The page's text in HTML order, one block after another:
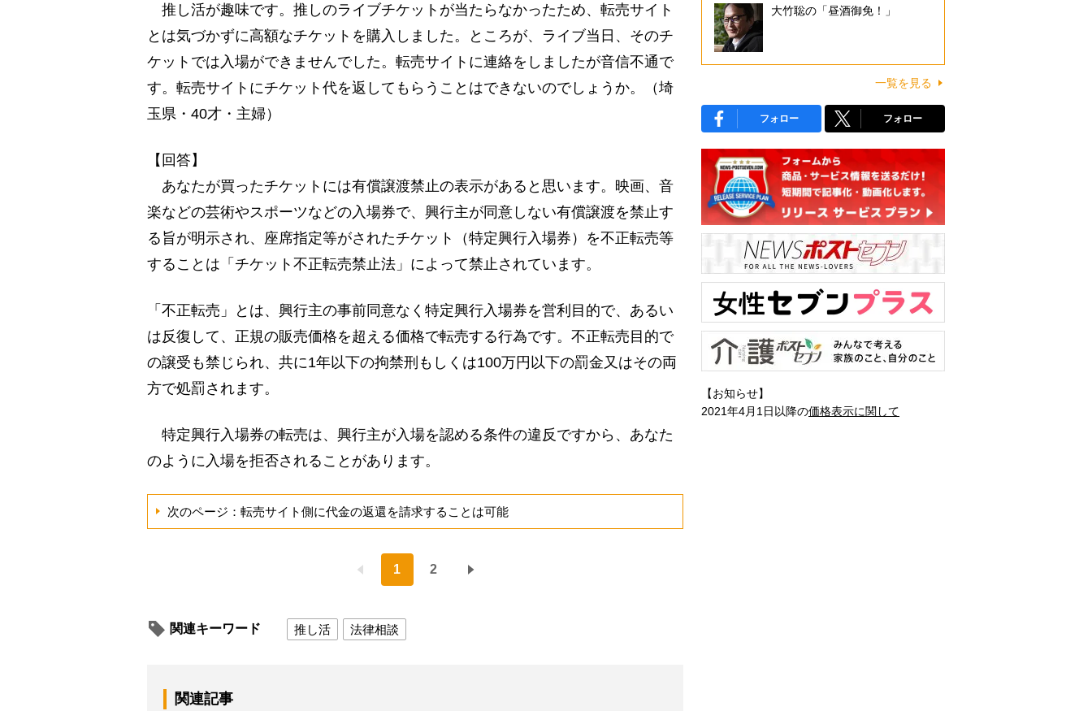
推し活が趣味です。推しのライブチケットが当たらなかったため、転売サイト
とは気づかずに高額なチケットを購入しました。ところが、ライブ当日、そのチ
ケットでは入場ができませんでした。転売サイトに連絡をしましたが音信不通で
す。転売サイトにチケット代を返してもらうことはできないのでしょうか。（埼
玉県・40才・主婦）
【回答】
あなたが買ったチケットには有償譲渡禁止の表示があると思います。映画、音
楽などの芸術やスポーツなどの入場券で、興行主が同意しない有償譲渡を禁止す
る旨が明示され、座席指定等がされたチケット（特定興行入場券）を不正転売等
することは「チケット不正転売禁止法」によって禁止されています。
「不正転売」とは、興行主の事前同意なく特定興行入場券を営利目的で、あるい
は反復して、正規の販売価格を超える価格で転売する行為です。不正転売目的で
の譲受も禁じられ、共に1年以下の拘禁刑もしくは100万円以下の罰金又はその両
方で処罰されます。
特定興行入場券の転売は、興行主が入場を認める条件の違反ですから、あなた
のように入場を拒否されることがあります。
次のページ：転売サイト側に代金の返還を請求することは可能
1 2
関連キーワード 推し活 法律相談
関連記事
大竹聡の「昼酒御免！」
一覧を見る
フォロー フォロー
【お知らせ】
2021年4月1日以降の価格表示に関して